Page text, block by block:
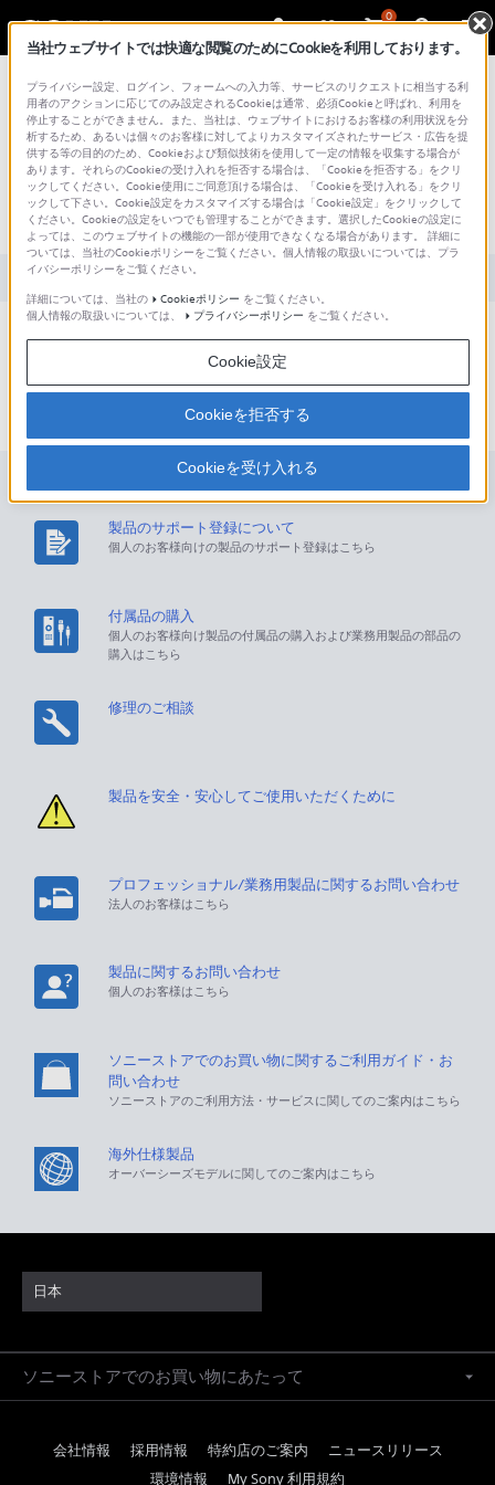
0
総合サポート・お問い合わせ
文書番号 : S1110278003062 / 最終更新日 : 2025/03/11
使用できるテープの種類は何ですか？
ハイポジションテープ (TYPE II)、メタルテープ (TYPE IV) では正しく録音できな
製品のサポート登録について
個人のお客様向けの製品のサポート登録はこちら
付属品の購入
個人のお客様向け製品の付属品の購入および業務用製品の部品の
購入はこちら
修理のご相談
製品を安全・安心してご使用いただくために
プロフェッショナル/業務用製品に関するお問い合わせ
法人のお客様はこちら
製品に関するお問い合わせ
個人のお客様はこちら
ソニーストアでのお買い物に関するご利用ガイド・お
問い合わせ
ソニーストアのご利用方法・サービスに関してのご案内はこちら
海外仕様製品
オーバーシーズモデルに関してのご案内はこちら
日本
ソニーストアでのお買い物にあたって
会社情報 採用情報 特約店のご案内
ニュースリリース
環境情報
My Sony 利用規約
当社ウェブサイトでは快適な閲覧のためにCookieを利用しております。
プライバシー設定、ログイン、フォームへの入力等、サービスのリクエストに相当する利
用者のアクションに応じてのみ設定されるCookieは通常、必須Cookieと呼ばれ、利用を
停止することができません。また、当社は、ウェブサイトにおけるお客様の利用状況を分
析するため、あるいは個々のお客様に対してよりカスタマイズされたサービス・広告を提
供する等の目的のため、Cookieおよび類似技術を使用して一定の情報を収集する場合が
あります。それらのCookieの受け入れを拒否する場合は、「Cookieを拒否する」をクリ
ックしてください。Cookie使用にご同意頂ける場合は、「Cookieを受け入れる」をクリ
ックして下さい。Cookie設定をカスタマイズする場合は「Cookie設定」をクリックして
ください。Cookieの設定をいつでも管理することができます。選択したCookieの設定に
よっては、このウェブサイトの機能の一部が使用できなくなる場合があります。 詳細に
ついては、当社のCookieポリシーをご覧ください。個人情報の取扱いについては、プラ
イバシーポリシーをご覧ください。
詳細については、当社の
Cookieポリシー をご覧ください。
個人情報の取扱いについては、
プライバシーポリシー をご覧ください。
Cookie設定
Cookieを拒否する
Cookieを受け入れる